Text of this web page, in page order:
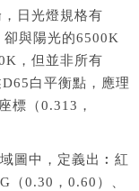
日光燈規格有
與陽光的6500K
，但並非所有
白平衡點，應理
標（0.313，
圖中，定義出︰紅
（0.30，0.60）、